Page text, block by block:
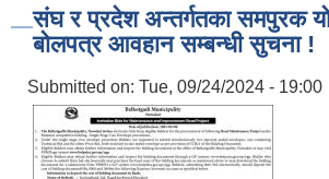
संघ र प्रदेश अन्तर्गतका समपुरक
बोलपत्र आवहान सम्बन्धी सुचना !
Submitted on: Tue, 09/24/2024 - 19:00